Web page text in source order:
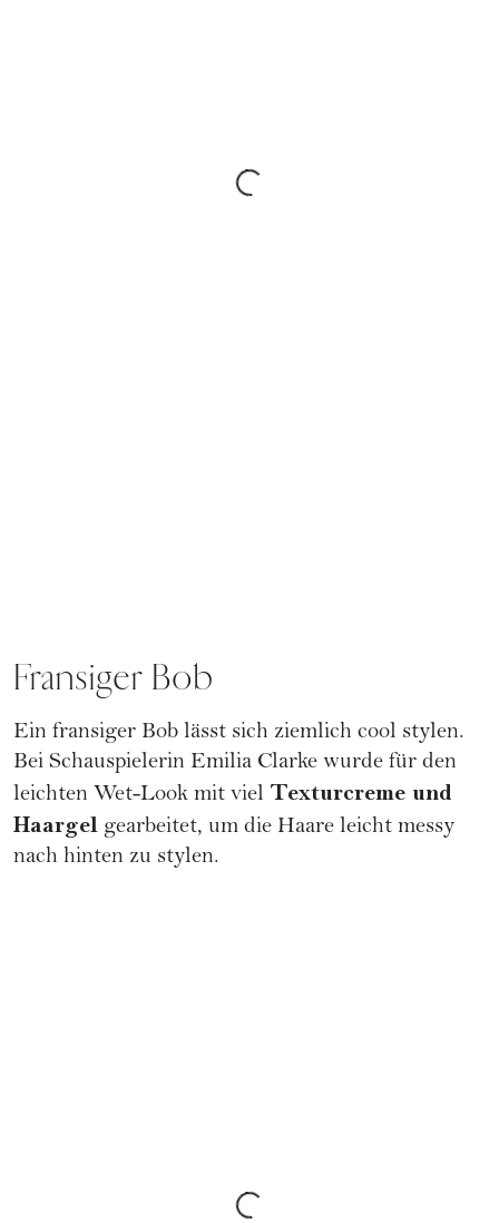
Fransiger Bob
Ein fransiger Bob lässt sich ziemlich cool stylen.
Bei Schauspielerin Emilia Clarke wurde für den
leichten Wet-Look mit viel Texturcreme und
Haargel gearbeitet, um die Haare leicht messy
nach hinten zu stylen.